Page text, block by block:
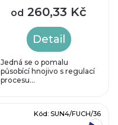
od 260,33 Kč
Detail
Jedná se o pomalu
působící hnojivo s regulací
procesu...
Kód: SUN4/FUCH/36